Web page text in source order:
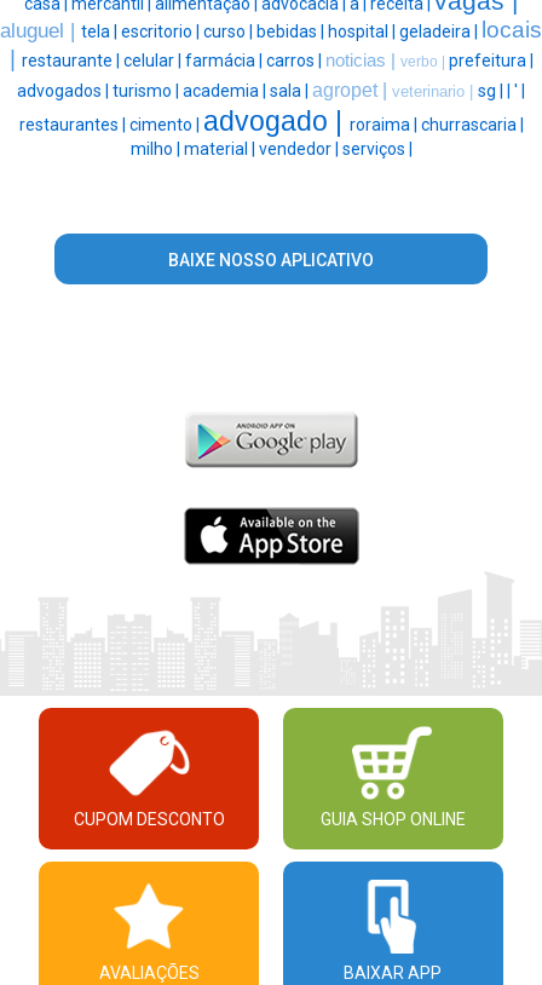
aluguel | tela | escritorio | curso | bebidas | hospital | geladeira | locais
| restaurante | celular | farmácia | carros | noticias | verbo | prefeitura |
advogados | turismo | academia | sala | agropet | veterinario | sg | | ' |
restaurantes | cimento | advogado | roraima | churrascaria |
milho | material | vendedor | serviços |
BAIXE NOSSO APLICATIVO
CUPOM DESCONTO GUIA SHOP ONLINE
AVALIAÇÕES BAIXAR APP